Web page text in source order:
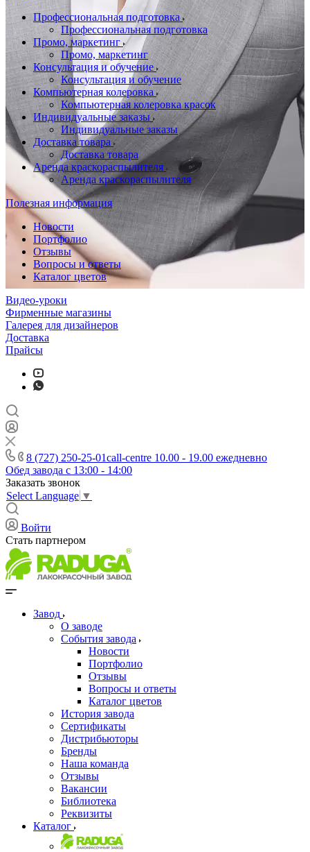
Профессиональная подготовка
Профессиональная подготовка
Промо, маркетинг
Промо, маркетинг
Консультация и обучение
Консультация и обучение
Компьютерная колеровка
Компьютерная колеровка красок
Индивидуальные заказы
Индивидуальные заказы
Доставка товара
Доставка товара
Аренда краскораспылителя
Аренда краскораспылителя
Полезная информация
Новости
Портфолио
Отзывы
Вопросы и ответы
Каталог цветов
Видео-уроки
Фирменные магазины
Галерея для дизайнеров
Доставка
Прайсы
8 (727) 250-25-01call-centre 10.00 - 19.00 ежедневно
Обед завода с 13:00 - 14:00
Заказать звонок
Select Language ▼
Войти
Стать партнером
Завод
О заводе
События завода
Новости
Портфолио
Отзывы
Вопросы и ответы
Каталог цветов
История завода
Сертификаты
Дистрибьюторы
Бренды
Наша команда
Отзывы
Вакансии
Библиотека
Реквизиты
Каталог